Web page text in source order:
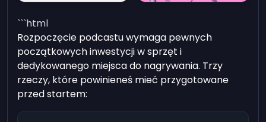
```html
Rozpoczęcie podcastu wymaga pewnych
początkowych inwestycji w sprzęt i
dedykowanego miejsca do nagrywania. Trzy
rzeczy, które powinieneś mieć przygotowane
przed startem: